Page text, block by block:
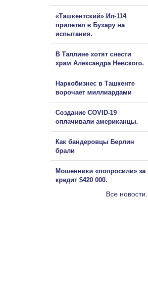
«Ташкентский» Ил-114
прилетел в Бухару на
испытания.
В Таллине хотят снести
храм Александра Невского.
Наркобизнес в Ташкенте
ворочает миллиардами
Создание COVID-19
оплачивали американцы.
Как бандеровцы Берлин
брали
Мошенники «попросили» за
кредит $420 000.
Все новости...